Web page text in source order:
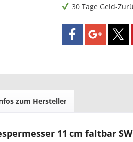
30 Tage Geld-
zum Hersteller
11 cm faltbar